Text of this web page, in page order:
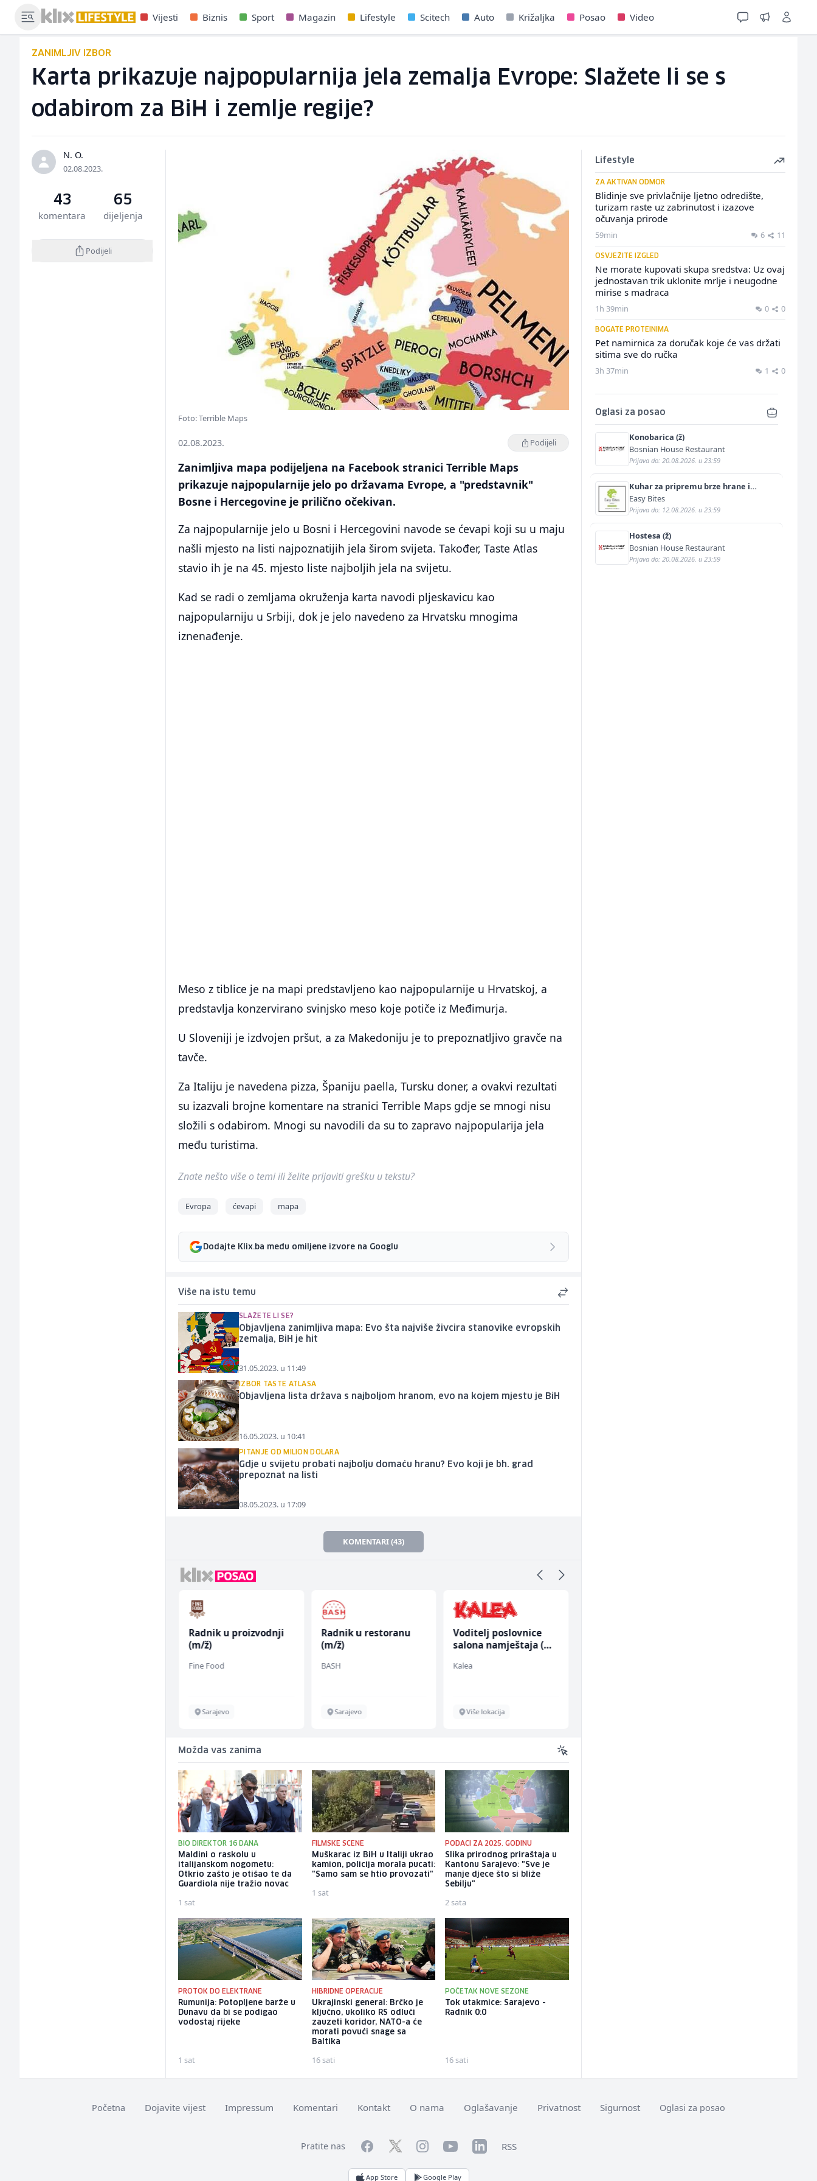
Vijesti Biznis Sport Magazin Lifestyle Scitech Auto Križaljka Posao Video
ZANIMLJIV IZBOR
Karta prikazuje najpopularnija jela zemalja Evrope: Slažete li se s
odabirom za BiH i zemlje regije?
N. O.
02.08.2023.
43
komentara
65
dijeljenja
Podijeli
Foto: Terrible Maps
02.08.2023. Podijeli
Zanimljiva mapa podijeljena na Facebook stranici Terrible Maps
prikazuje najpopularnije jelo po državama Evrope, a "predstavnik"
Bosne i Hercegovine je prilično očekivan.
Za najpopularnije jelo u Bosni i Hercegovini navode se ćevapi koji su u maju
našli mjesto na listi najpoznatijih jela širom svijeta. Također, Taste Atlas
stavio ih je na 45. mjesto liste najboljih jela na svijetu.
Kad se radi o zemljama okruženja karta navodi pljeskavicu kao
najpopularniju u Srbiji, dok je jelo navedeno za Hrvatsku mnogima
iznenađenje.
Meso z tiblice je na mapi predstavljeno kao najpopularnije u Hrvatskoj, a
predstavlja konzervirano svinjsko meso koje potiče iz Međimurja.
U Sloveniji je izdvojen pršut, a za Makedoniju je to prepoznatljivo gravče na
tavče.
Za Italiju je navedena pizza, Španiju paella, Tursku doner, a ovakvi rezultati
su izazvali brojne komentare na stranici Terrible Maps gdje se mnogi nisu
složili s odabirom. Mnogi su navodili da su to zapravo najpopularija jela
među turistima.
Znate nešto više o temi ili želite prijaviti grešku u tekstu?
Evropa ćevapi mapa
Dodajte Klix.ba među omiljene izvore na Googlu
Više na istu temu
SLAŽETE LI SE?
Objavljena zanimljiva mapa: Evo šta najviše živcira stanovike evropskih
zemalja, BiH je hit
31.05.2023. u 11:49
IZBOR TASTE ATLASA
Objavljena lista država s najboljom hranom, evo na kojem mjestu je BiH
16.05.2023. u 10:41
PITANJE OD MILION DOLARA
Gdje u svijetu probati najbolju domaću hranu? Evo koji je bh. grad
prepoznat na listi
08.05.2023. u 17:09
KOMENTARI (43)
Radnik u proizvodnji
(m/ž)
Fine Food
Sarajevo
Radnik u restoranu
(m/ž)
BASH
Sarajevo
Voditelj poslovnice
salona namještaja (m/
Kalea
Više lokacija
Možda vas zanima
BIO DIREKTOR 16 DANA
Maldini o raskolu u
italijanskom nogometu:
Otkrio zašto je otišao te da
Guardiola nije tražio novac
1 sat
FILMSKE SCENE
Muškarac iz BiH u Italiji ukrao
kamion, policija morala pucati:
"Samo sam se htio provozati"
1 sat
PODACI ZA 2025. GODINU
Slika prirodnog priraštaja u
Kantonu Sarajevo: "Sve je
manje djece što si bliže
Sebilju"
2 sata
PROTOK DO ELEKTRANE
Rumunija: Potopljene barže u
Dunavu da bi se podigao
vodostaj rijeke
1 sat
HIBRIDNE OPERACIJE
Ukrajinski general: Brčko je
ključno, ukoliko RS odluči
zauzeti koridor, NATO-a će
morati povući snage sa
Baltika
16 sati
POČETAK NOVE SEZONE
Tok utakmice: Sarajevo -
Radnik 0:0
16 sati
Lifestyle
ZA AKTIVAN ODMOR
Blidinje sve privlačnije ljetno odredište,
turizam raste uz zabrinutost i izazove
očuvanja prirode
59min 6 11
OSVJEŽITE IZGLED
Ne morate kupovati skupa sredstva: Uz ovaj
jednostavan trik uklonite mrlje i neugodne
mirise s madraca
1h 39min 0 0
BOGATE PROTEINIMA
Pet namirnica za doručak koje će vas držati
sitima sve do ručka
3h 37min 1 0
Oglasi za posao
Konobarica (ž)
Bosnian House Restaurant
Prijava do: 20.08.2026. u 23:59
Kuhar za pripremu brze hrane i
jednostavnih jela (m/ž)
Easy Bites
Prijava do: 12.08.2026. u 23:59
Hostesa (ž)
Bosnian House Restaurant
Prijava do: 20.08.2026. u 23:59
Početna Dojavite vijest Impressum Komentari Kontakt O nama Oglašavanje Privatnost Sigurnost Oglasi za posao
Pratite nas FacebookTwitterInstagramYouTubeLinkedInRSS
App Store Google Play